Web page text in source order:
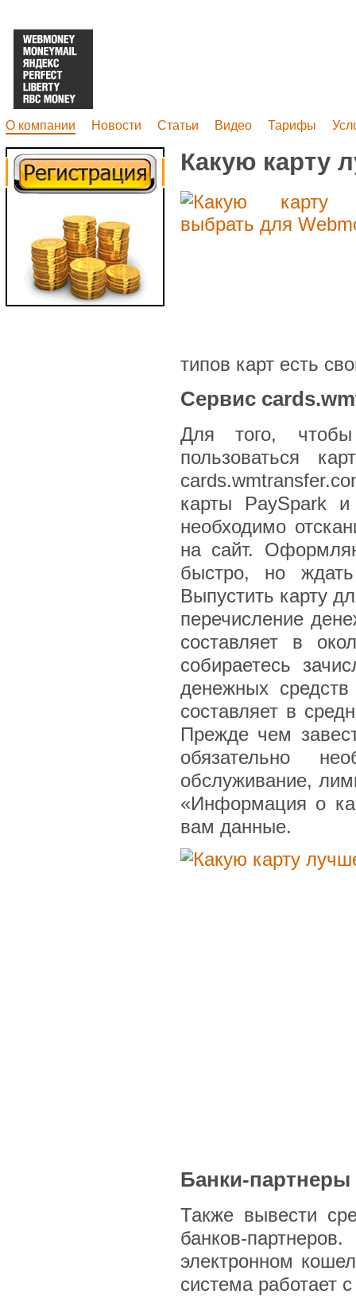
О компании Новости Статьи Видео Тарифы
Какую карту
типов карт есть
Сервис
Для того,
пользоваться
карты PaySpark
необходимо
на сайт.
быстро, но
Выпустить карту
перечисление
составляет в
собираетесь
денежных
составляет в
Прежде чем
обязательно
обслуживание,
«Информация о
вам данные.
Банки-партнеры
Также вывести
банков-
электронном
система работает